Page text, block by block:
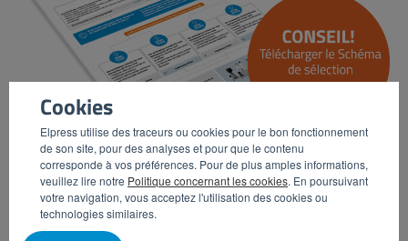
Cookies
Elpress utilise des traceurs ou cookies pour le bon fonctionnement
de son site, pour des analyses et pour que le contenu
corresponde à vos préférences. Pour de plus amples informations,
veuillez lire notre Politique concernant les cookies. En poursuivant
votre navigation, vous acceptez l'utilisation des cookies ou
technologies similaires.
Vous souhaitez savoir quel système de nettoyage convient
à votre entreprise ? Téléchargez sans engagement le